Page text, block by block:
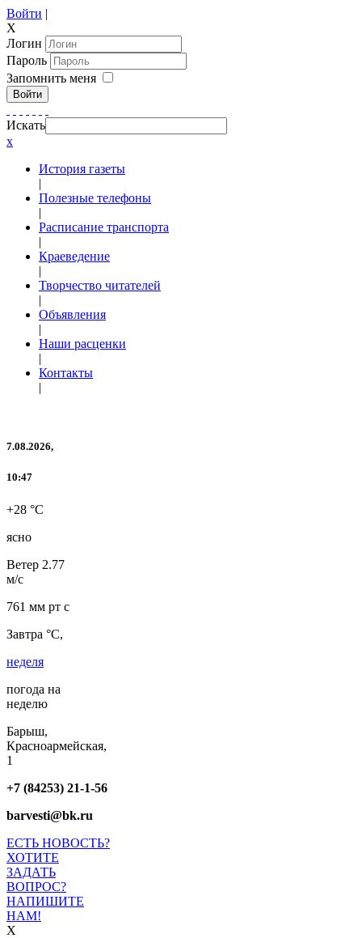
Войти |
X
Логин
Пароль
Запомнить меня
Войти
Искать
x
История газеты
|
Полезные телефоны
|
Расписание транспорта
|
Краеведение
|
Творчество читателей
|
Объявления
|
Наши расценки
|
Контакты
|
7.08.2026,
10:47
+28 °C
ясно
Ветер 2.77
м/с
761 мм рт с
Завтра °C,
неделя
погода на
неделю
Барыш,
Красноармейская,
1
+7 (84253) 21-1-56
barvesti@bk.ru
ЕСТЬ НОВОСТЬ?
ХОТИТЕ
ЗАДАТЬ
ВОПРОС?
НАПИШИТЕ
НАМ!
X